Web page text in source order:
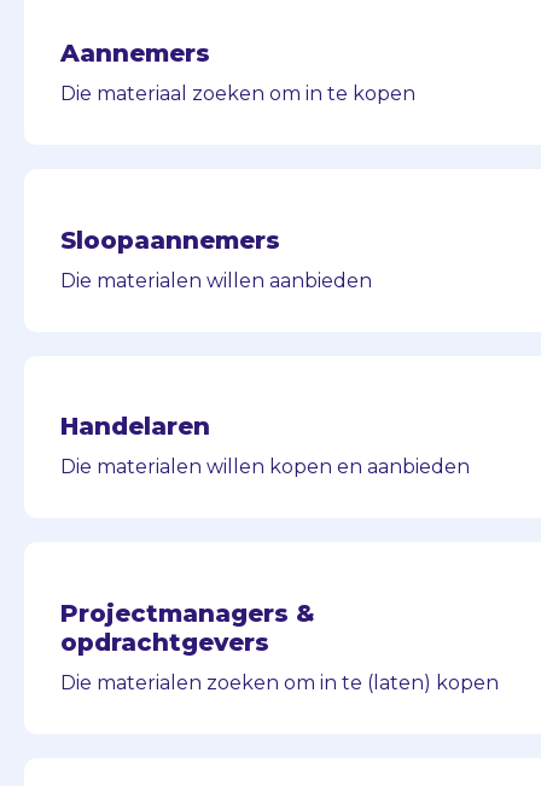
Aannemers
Die materiaal zoeken om in te kopen
Sloopaannemers
Die materialen willen aanbieden
Handelaren
Die materialen willen kopen en aanbieden
Projectmanagers &
opdrachtgevers
Die materialen zoeken om in te (laten) kopen